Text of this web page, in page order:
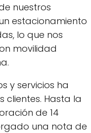
nuestros
estacionamiento
lo que nos
movilidad
y servicios ha
clientes. Hasta la
de 14
una nota de